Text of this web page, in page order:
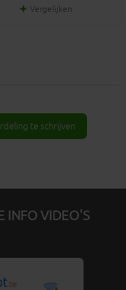
Vergelijken
te schrijven
INFO VIDEO'S